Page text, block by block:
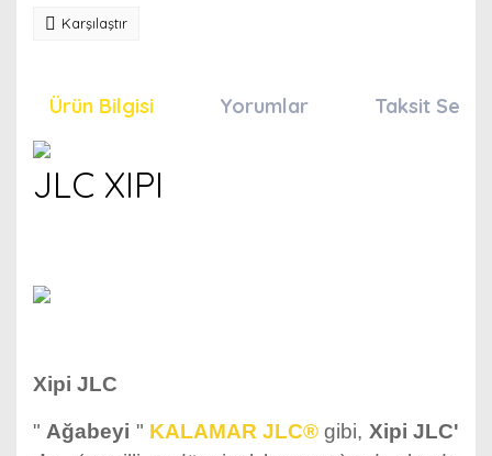
Karşılaştır
Ürün Bilgisi Yorumlar Taksit
JLC XIPI
Xipi JLC
" Ağabeyi " KALAMAR JLC® gibi, Xipi JLC'